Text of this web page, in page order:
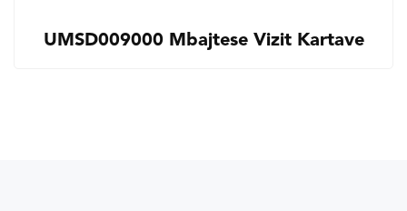
UMSD009000 Mbajtese Vizit Kartave